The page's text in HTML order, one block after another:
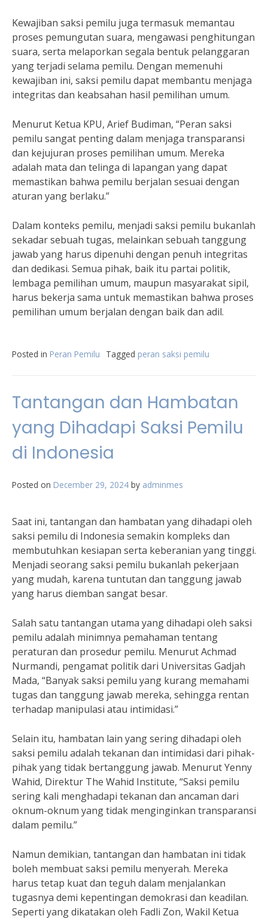
Kewajiban saksi pemilu juga termasuk memantau
proses pemungutan suara, mengawasi penghitungan
suara, serta melaporkan segala bentuk pelanggaran
yang terjadi selama pemilu. Dengan memenuhi
kewajiban ini, saksi pemilu dapat membantu menjaga
integritas dan keabsahan hasil pemilihan umum.
Menurut Ketua KPU, Arief Budiman, “Peran saksi
pemilu sangat penting dalam menjaga transparansi
dan kejujuran proses pemilihan umum. Mereka
adalah mata dan telinga di lapangan yang dapat
memastikan bahwa pemilu berjalan sesuai dengan
aturan yang berlaku.”
Dalam konteks pemilu, menjadi saksi pemilu bukanlah
sekadar sebuah tugas, melainkan sebuah tanggung
jawab yang harus dipenuhi dengan penuh integritas
dan dedikasi. Semua pihak, baik itu partai politik,
lembaga pemilihan umum, maupun masyarakat sipil,
harus bekerja sama untuk memastikan bahwa proses
pemilihan umum berjalan dengan baik dan adil.
Posted in Peran Pemilu Tagged peran saksi pemilu
Tantangan dan Hambatan
yang Dihadapi Saksi Pemilu
di Indonesia
Posted on December 29, 2024 by adminmes
Saat ini, tantangan dan hambatan yang dihadapi oleh
saksi pemilu di Indonesia semakin kompleks dan
membutuhkan kesiapan serta keberanian yang tinggi.
Menjadi seorang saksi pemilu bukanlah pekerjaan
yang mudah, karena tuntutan dan tanggung jawab
yang harus diemban sangat besar.
Salah satu tantangan utama yang dihadapi oleh saksi
pemilu adalah minimnya pemahaman tentang
peraturan dan prosedur pemilu. Menurut Achmad
Nurmandi, pengamat politik dari Universitas Gadjah
Mada, “Banyak saksi pemilu yang kurang memahami
tugas dan tanggung jawab mereka, sehingga rentan
terhadap manipulasi atau intimidasi.”
Selain itu, hambatan lain yang sering dihadapi oleh
saksi pemilu adalah tekanan dan intimidasi dari pihak-
pihak yang tidak bertanggung jawab. Menurut Yenny
Wahid, Direktur The Wahid Institute, “Saksi pemilu
sering kali menghadapi tekanan dan ancaman dari
oknum-oknum yang tidak menginginkan transparansi
dalam pemilu.”
Namun demikian, tantangan dan hambatan ini tidak
boleh membuat saksi pemilu menyerah. Mereka
harus tetap kuat dan teguh dalam menjalankan
tugasnya demi kepentingan demokrasi dan keadilan.
Seperti yang dikatakan oleh Fadli Zon, Wakil Ketua